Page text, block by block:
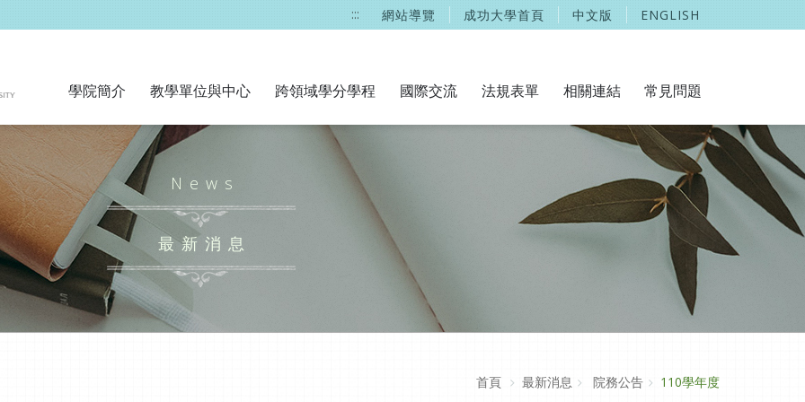
::: 網站導覽 成功大學首頁 中文版 ENGLISH
學院簡介 教學單位與中心 跨領域學分學程 國際交流 法規表單 相關連結 常見問題
News
最新消息
首頁 最新消息 院務公告 110學年度